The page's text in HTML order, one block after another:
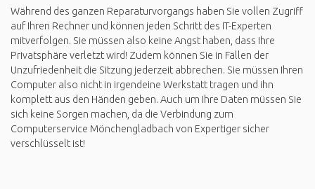
Während des ganzen Reparaturvorgangs haben Sie vollen Zugriff
auf Ihren Rechner und können jeden Schritt des IT-Experten
mitverfolgen. Sie müssen also keine Angst haben, dass Ihre
Privatsphäre verletzt wird! Zudem können Sie in Fällen der
Unzufriedenheit die Sitzung jederzeit abbrechen. Sie müssen Ihren
Computer also nicht in irgendeine Werkstatt tragen und ihn
komplett aus den Händen geben. Auch um Ihre Daten müssen Sie
sich keine Sorgen machen, da die Verbindung zum
Computerservice Mönchengladbach von Expertiger sicher
verschlüsselt ist!